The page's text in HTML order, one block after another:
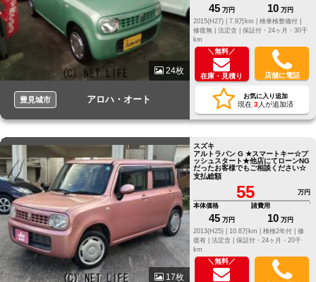
24枚
豊見城市 アロハ・オート
45 万円 10 万円
2015(H27) |
7.9万km |
検車検整備付 |
修復無 | 法定含 | 保証付・24ヶ月・30千
km
＼無料／
在庫・見積り 店舗に電話
お気に入り追加
現在 3人が追加済
17枚
スズキ
アルトラパン G ★スマートキー☆プ
ッシュスタート★他店にてローンNG
だったお客様でもご相談ください☆
支払総額
55
万円
本体価格
45 万円
諸費用
10 万円
2013(H25) |
10.8万km | 検検2年付 | 修
復有 | 法定含 | 保証付・24ヶ月・20千
km
＼無料／